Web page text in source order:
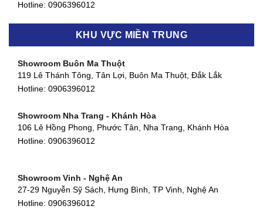
Hotline: 0906396012
Showroom Biên Hòa - Đồng Nai
Showroom Thuận An - Bình Dương
Showroom Quận 11 - TP. HCM
Showroom Quận 4 - TP. HCM
127 Khánh Hội, Phường 3, Quận 4,TP. HCM
KHU VỰC MIỀN TRUNG
Showroom Buôn Ma Thuột
119 Lê Thánh Tông, Tân Lợi, Buôn Ma Thuột, Đắk Lắk
Hotline: 0906396012
Showroom Nha Trang - Khánh Hòa
106 Lê Hồng Phong, Phước Tân, Nha Trang, Khánh Hòa
Hotline: 0906396012
Showroom Vinh - Nghệ An
27-29 Nguyễn Sỹ Sách, Hưng Bình, TP Vinh, Nghệ An
Hotline: 0906396012